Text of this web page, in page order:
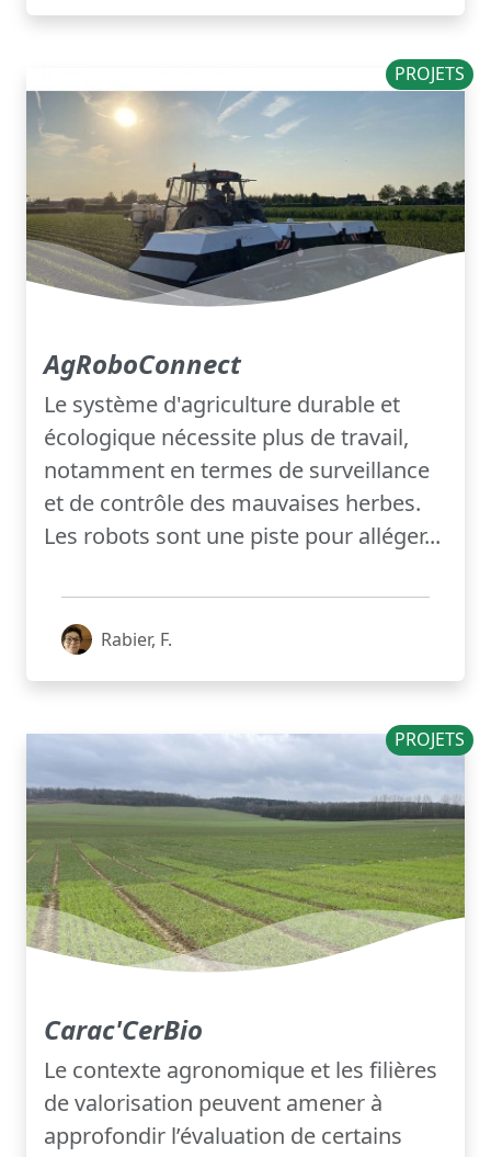
PROJETS
AgRoboConnect
Le système d'agriculture durable et
écologique nécessite plus de travail,
notamment en termes de surveillance
et de contrôle des mauvaises herbes.
Les robots sont une piste pour alléger...
Rabier, F.
PROJETS
Carac'CerBio
Le contexte agronomique et les filières
de valorisation peuvent amener à
approfondir l’évaluation de certains